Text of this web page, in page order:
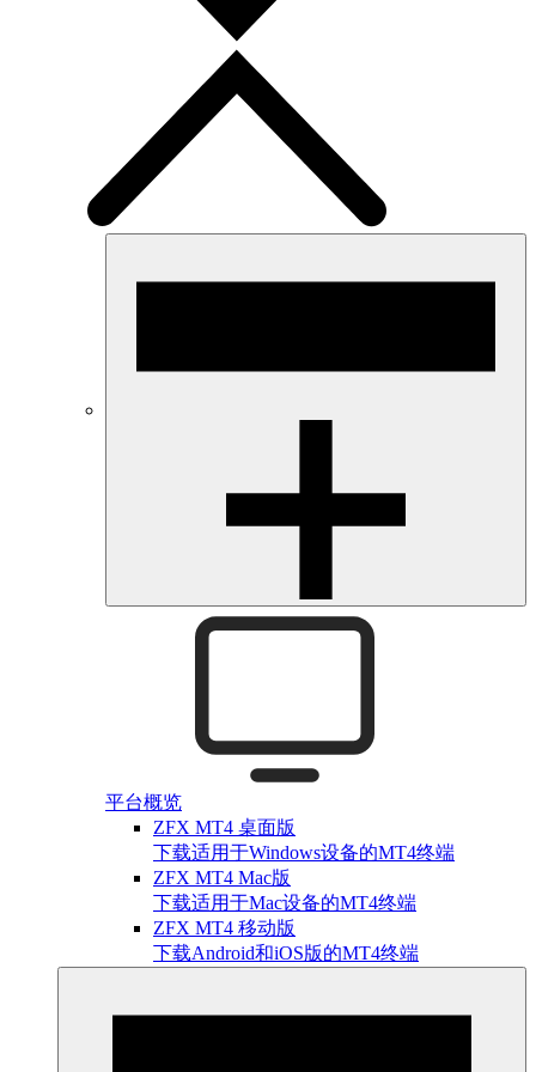
平台概览
ZFX MT4 桌面版
下载适用于Windows设备的MT4终端
ZFX MT4 Mac版
下载适用于Mac设备的MT4终端
ZFX MT4 移动版
下载Android和iOS版的MT4终端